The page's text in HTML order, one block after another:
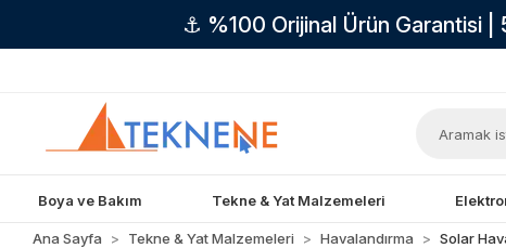
⚓ %100 Orijinal Ürün Garantisi
Boya ve Bakım Tekne & Yat Malzemeleri
Ana Sayfa Tekne & Yat Malzemeleri Havalandırma Solar